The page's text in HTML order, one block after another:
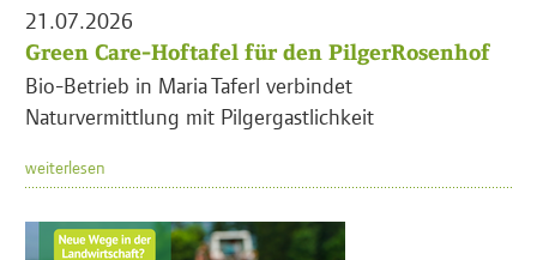
21.07.2026
Green Care-Hoftafel für den PilgerRosenhof
Bio-Betrieb in Maria Taferl verbindet
Naturvermittlung mit Pilgergastlichkeit
weiterlesen